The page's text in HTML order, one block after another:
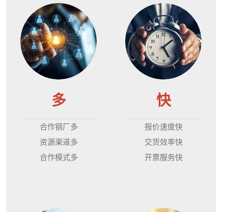
多
合作钢厂多
资源渠道多
合作模式多
快
报价速度快
交货效率快
开票服务快